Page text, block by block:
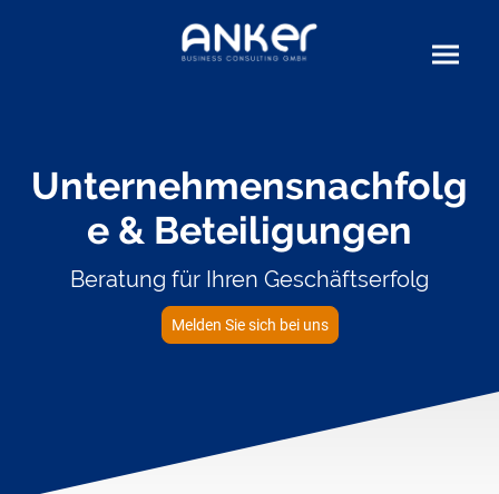
Unternehmensnachfolg
e & Beteiligungen
Beratung für Ihren Geschäftserfolg
Melden Sie sich bei uns